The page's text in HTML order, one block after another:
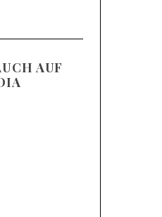
AUF